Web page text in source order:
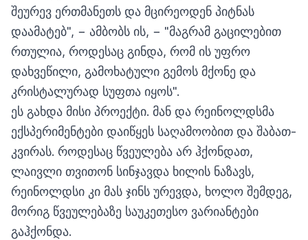
შეურევ ერთმანეთს და მცირეოდენ პიტნას
დაამატებ", − ამბობს ის, − "მაგრამ გაცილებით
რთულია, როდესაც გინდა, რომ ის უფრო
დახვეწილი, გამოხატული გემოს მქონე და
კრისტალურად სუფთა იყოს".
ეს გახდა მისი პროექტი. მან და რეინოლდსმა
ექსპერიმენტები დაიწყეს საღამოობით და შაბათ-
კვირას. როდესაც წვეულება არ ჰქონდათ,
ლაივლი თვითონ სინჯავდა ხილის ნაზავს,
რეინოლდსი კი მას ჯინს ურევდა, ხოლო შემდეგ,
მორიგ წვეულებაზე საუკეთესო ვარიანტები
გაჰქონდა.